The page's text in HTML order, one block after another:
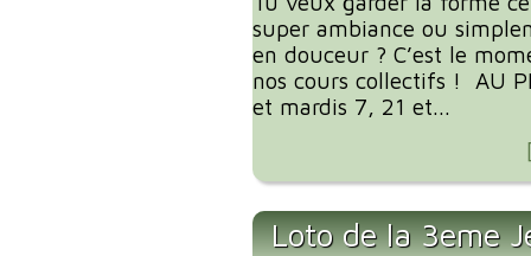
super ambiance ou
en douceur ? C’est le
nos cours collectifs ! AU
et mardis 7, 21 et...
Loto de la 3eme